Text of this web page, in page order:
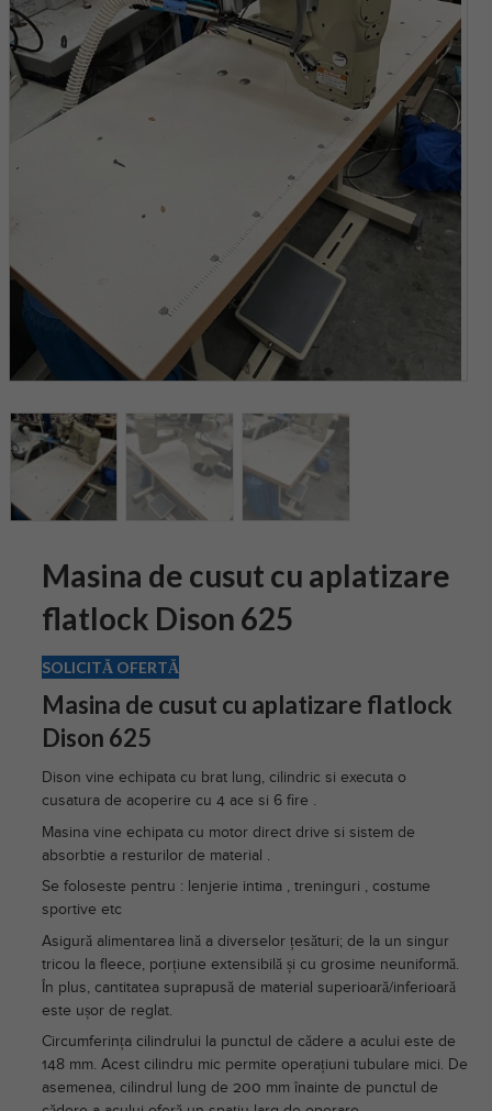
Masina de cusut cu aplatizare
flatlock Dison 625
SOLICITĂ OFERTĂ
Masina de cusut cu aplatizare flatlock
Dison 625
Dison vine echipata cu brat lung, cilindric si executa o
cusatura de acoperire cu 4 ace si 6 fire .
Masina vine echipata cu motor direct drive si sistem de
absorbtie a resturilor de material .
Se foloseste pentru : lenjerie intima , treninguri , costume
sportive etc
Asigură alimentarea lină a diverselor țesături; de la un singur
tricou la fleece, porțiune extensibilă și cu grosime neuniformă.
În plus, cantitatea suprapusă de material superioară/inferioară
este ușor de reglat.
Circumferința cilindrului la punctul de cădere a acului este de
148 mm. Acest cilindru mic permite operațiuni tubulare mici. De
asemenea, cilindrul lung de 200 mm înainte de punctul de